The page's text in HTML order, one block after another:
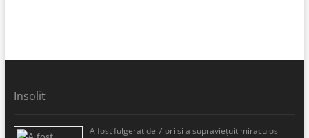
Insolit
A fost fulgerat de 7 ori şi a supravieţuit miraculos